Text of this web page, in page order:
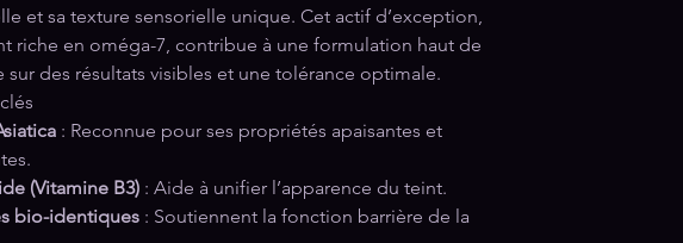
et sa texture sensorielle unique. Cet actif d’exception,
riche en oméga-7, contribue à une formulation haut de
sur des résultats visibles et une tolérance optimale.
: Reconnue pour ses propriétés apaisantes et
(Vitamine B3) : Aide à unifier l’apparence du teint.
bio-identiques : Soutiennent la fonction barrière de la